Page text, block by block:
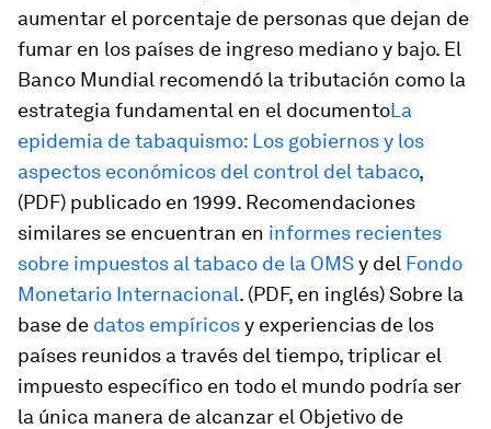
aumentar el porcentaje de personas que dejan de
fumar en los países de ingreso mediano y bajo. El
Banco Mundial recomendó la tributación como la
estrategia fundamental en el documentoLa
epidemia de tabaquismo: Los gobiernos y los
aspectos económicos del control del tabaco,
(PDF) publicado en 1999. Recomendaciones
similares se encuentran en informes recientes
sobre impuestos al tabaco de la OMSy del Fondo
Monetario Internacional. (PDF, en inglés) Sobre la
base de datos empíricosy experiencias de los
países reunidos a través del tiempo, triplicar el
impuesto específico en todo el mundo podría ser
la única manera de alcanzar el Objetivo de